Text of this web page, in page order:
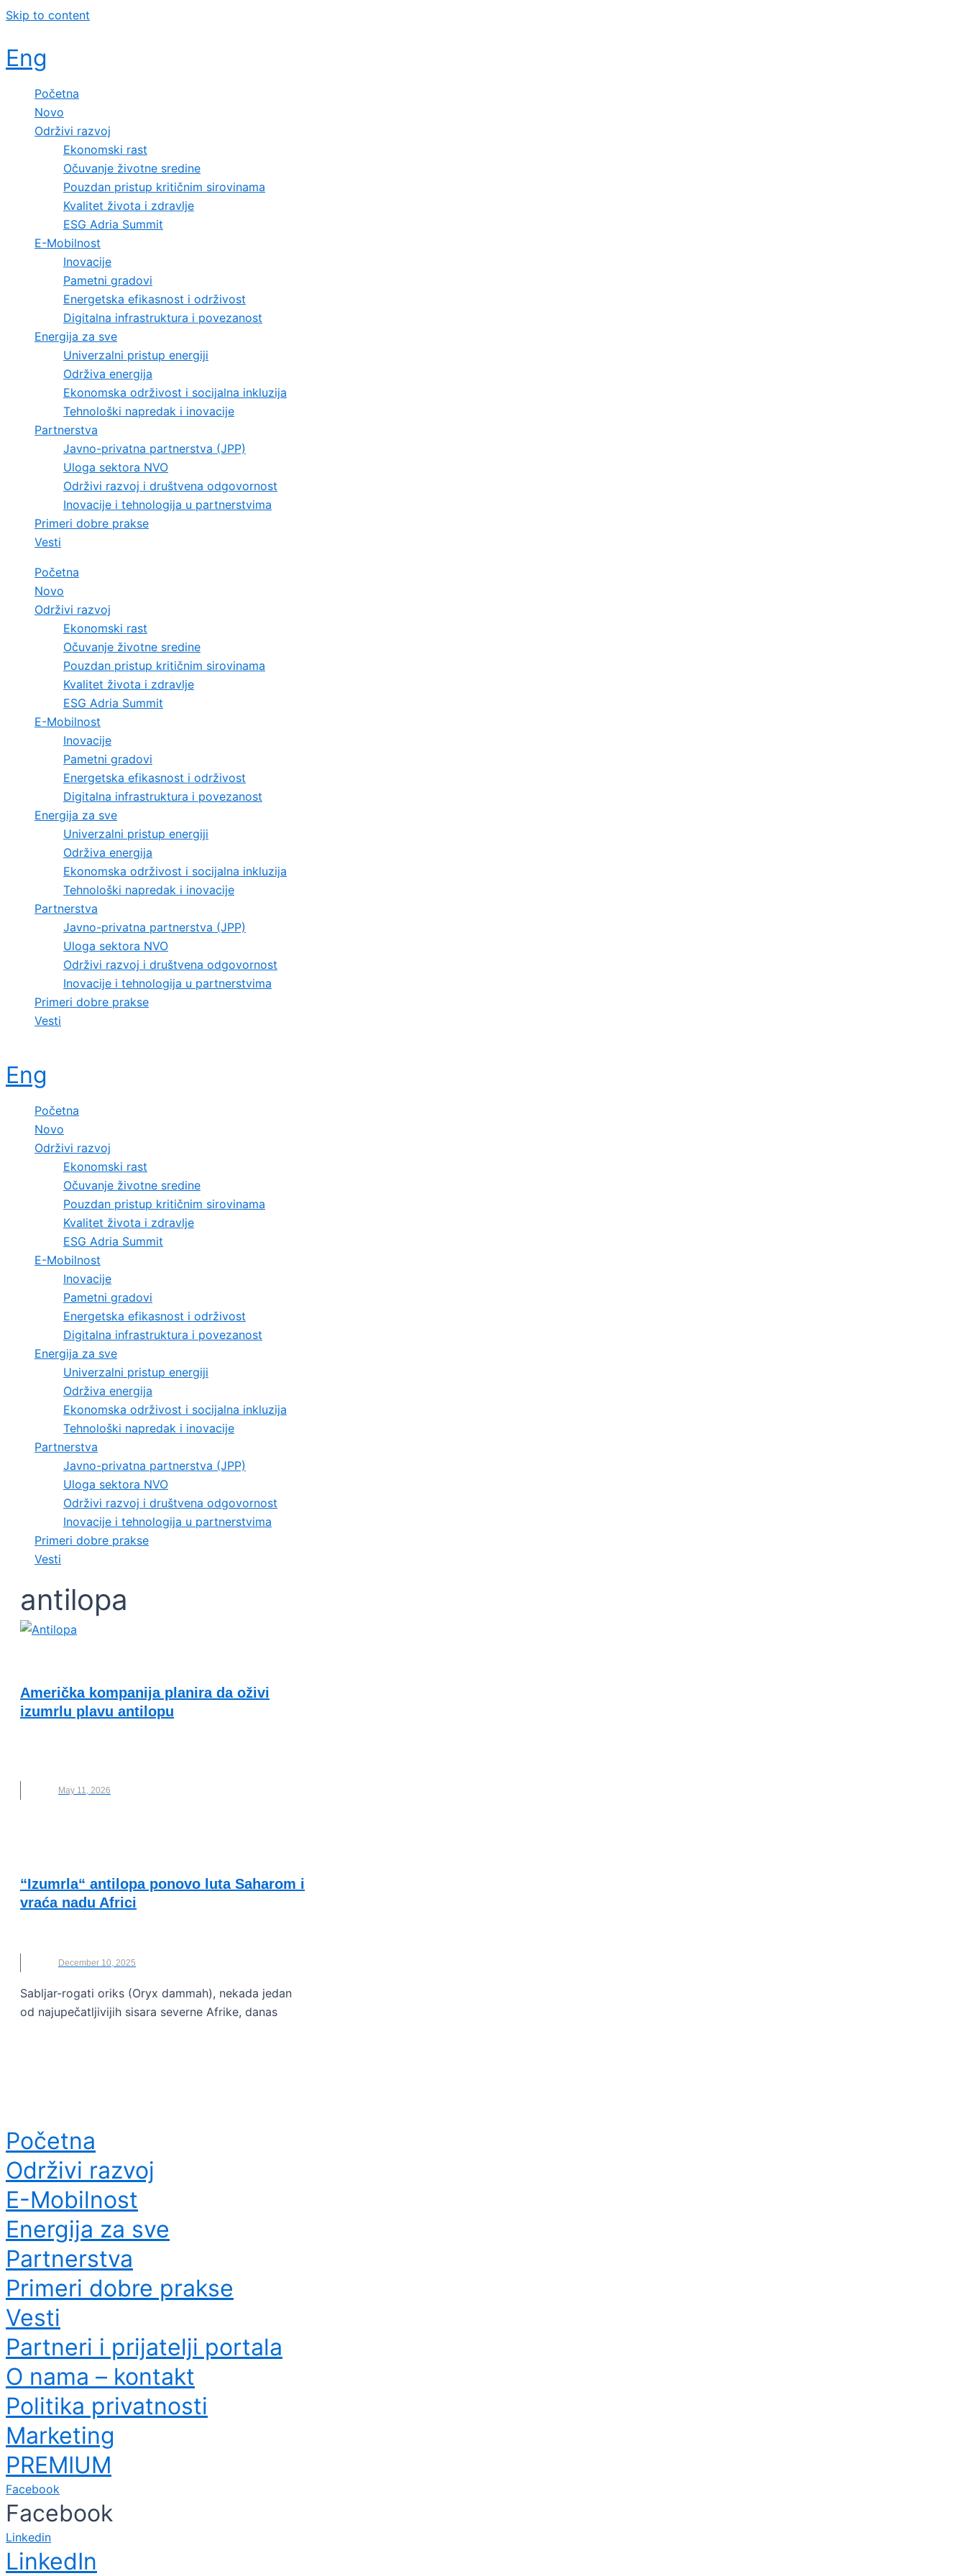
Skip to content
Eng
Početna
Novo
Održivi razvoj
Ekonomski rast
Očuvanje životne sredine
Pouzdan pristup kritičnim sirovinama
Kvalitet života i zdravlje
ESG Adria Summit
E-Mobilnost
Inovacije
Pametni gradovi
Energetska efikasnost i održivost
Digitalna infrastruktura i povezanost
Energija za sve
Univerzalni pristup energiji
Održiva energija
Ekonomska održivost i socijalna inkluzija
Tehnološki napredak i inovacije
Partnerstva
Javno-privatna partnerstva (JPP)
Uloga sektora NVO
Održivi razvoj i društvena odgovornost
Inovacije i tehnologija u partnerstvima
Primeri dobre prakse
Vesti
Početna
Novo
Održivi razvoj
Ekonomski rast
Očuvanje životne sredine
Pouzdan pristup kritičnim sirovinama
Kvalitet života i zdravlje
ESG Adria Summit
E-Mobilnost
Inovacije
Pametni gradovi
Energetska efikasnost i održivost
Digitalna infrastruktura i povezanost
Energija za sve
Univerzalni pristup energiji
Održiva energija
Ekonomska održivost i socijalna inkluzija
Tehnološki napredak i inovacije
Partnerstva
Javno-privatna partnerstva (JPP)
Uloga sektora NVO
Održivi razvoj i društvena odgovornost
Inovacije i tehnologija u partnerstvima
Primeri dobre prakse
Vesti
Eng
Početna
Novo
Održivi razvoj
Ekonomski rast
Očuvanje životne sredine
Pouzdan pristup kritičnim sirovinama
Kvalitet života i zdravlje
ESG Adria Summit
E-Mobilnost
Inovacije
Pametni gradovi
Energetska efikasnost i održivost
Digitalna infrastruktura i povezanost
Energija za sve
Univerzalni pristup energiji
Održiva energija
Ekonomska održivost i socijalna inkluzija
Tehnološki napredak i inovacije
Partnerstva
Javno-privatna partnerstva (JPP)
Uloga sektora NVO
Održivi razvoj i društvena odgovornost
Inovacije i tehnologija u partnerstvima
Primeri dobre prakse
Vesti
antilopa
Američka kompanija planira da oživi
izumrlu plavu antilopu
May 11, 2026
“Izumrla“ antilopa ponovo luta Saharom i
vraća nadu Africi
December 10, 2025
Sabljar-rogati oriks (Oryx dammah), nekada jedan
od najupečatljivijih sisara severne Afrike, danas
Početna
Održivi razvoj
E-Mobilnost
Energija za sve
Partnerstva
Primeri dobre prakse
Vesti
Partneri i prijatelji portala
O nama – kontakt
Politika privatnosti
Marketing
PREMIUM
Facebook
Facebook
Linkedin
LinkedIn